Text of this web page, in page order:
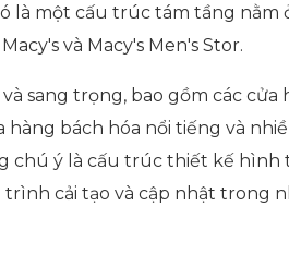
là một cấu trúc tám tầng nằm
và Macy's Men's Stor.
sang trọng, bao gồm các
bách hóa nổi tiếng và
chú ý là cấu trúc thiết kế
cải tạo và cập nhật trong